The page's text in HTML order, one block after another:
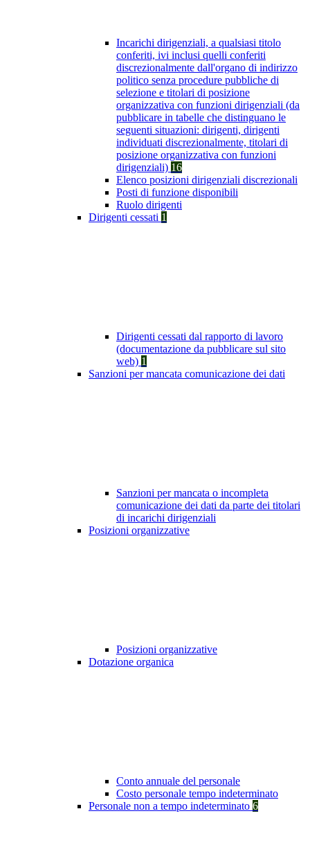
Incarichi dirigenziali, a qualsiasi titolo
conferiti, ivi inclusi quelli conferiti
discrezionalmente dall'organo di indirizzo
politico senza procedure pubbliche di
selezione e titolari di posizione
organizzativa con funzioni dirigenziali (da
pubblicare in tabelle che distinguano le
seguenti situazioni: dirigenti, dirigenti
individuati discrezionalmente, titolari di
posizione organizzativa con funzioni
dirigenziali) 16
Elenco posizioni dirigenziali discrezionali
Posti di funzione disponibili
Ruolo dirigenti
Dirigenti cessati 1
Dirigenti cessati dal rapporto di lavoro
(documentazione da pubblicare sul sito
web) 1
Sanzioni per mancata comunicazione dei dati
Sanzioni per mancata o incompleta
comunicazione dei dati da parte dei titolari
di incarichi dirigenziali
Posizioni organizzative
Posizioni organizzative
Dotazione organica
Conto annuale del personale
Costo personale tempo indeterminato
Personale non a tempo indeterminato 6